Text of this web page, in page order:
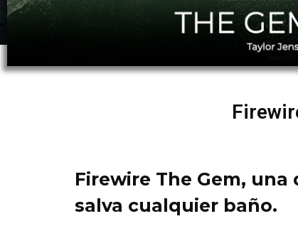
Firewire The Gem,
salva cualquier baño.